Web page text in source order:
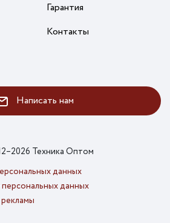
Гарантия
Контакты
Написать нам
Техника Оптом
данных
данных